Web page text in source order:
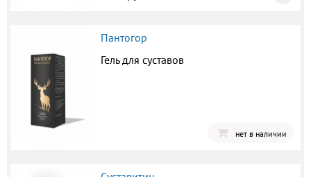
Пантогор
Гель для суставов
нет в наличии